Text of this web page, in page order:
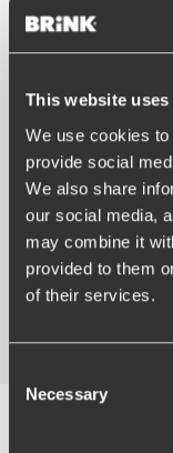
This website
We use cookies
provide social
We also share
our social media,
may combine it
provided to them
of their services.
Selection
Necessary
Vorteile
Größter
Speziell
Sichere und
Montage in
Verschiedene